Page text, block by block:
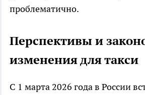
проблематично.
Перспективы и
изменения для такси
С 1 марта 2026 года в России